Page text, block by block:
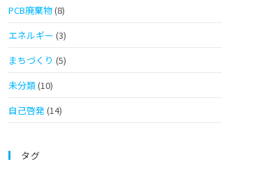
PCB廃棄物(8)
エネルギー (3)
まちづくり (5)
未分類(10)
自己啓発(14)
タグ